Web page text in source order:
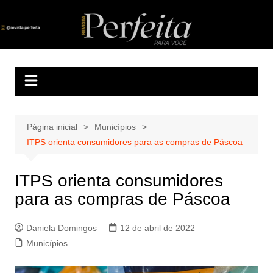
Revista Perfeita
A melhor revista eletrônica do interior de Sergipe
Página inicial
Municípios
ITPS orienta consumidores para as compras de Páscoa
ITPS orienta consumidores
para as compras de Páscoa
Daniela Domingos
12 de abril de 2022
Municípios